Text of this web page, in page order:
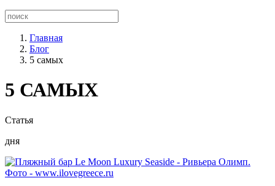
Главная
Блог
5 самых
5 САМЫХ
Статья
дня